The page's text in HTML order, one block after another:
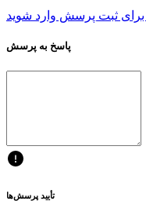
پاسخ به پرسش
تأیید پرسش‌ها